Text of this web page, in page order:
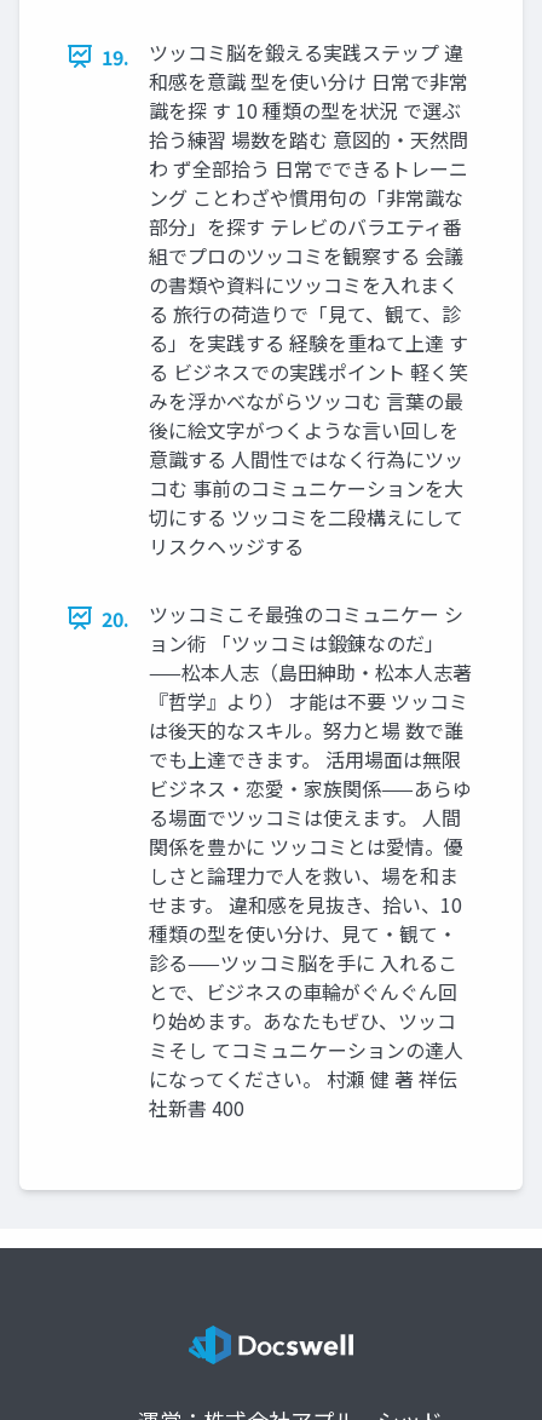
19.
ツッコミ脳を鍛える実践ステップ 違
和感を意識 型を使い分け 日常で非常
識を探 す 10 種類の型を状況 で選ぶ
拾う練習 場数を踏む 意図的・天然問
わ ず全部拾う 日常でできるトレーニ
ング ことわざや慣用句の「非常識な
部分」を探す テレビのバラエティ番
組でプロのツッコミを観察する 会議
の書類や資料にツッコミを入れまく
る 旅行の荷造りで「見て、観て、診
る」を実践する 経験を重ねて上達 す
る ビジネスでの実践ポイント 軽く笑
みを浮かべながらツッコむ 言葉の最
後に絵文字がつくような言い回しを
意識する 人間性ではなく行為にツッ
コむ 事前のコミュニケーションを大
切にする ツッコミを二段構えにして
リスクヘッジする
20.
ツッコミこそ最強のコミュニケー シ
ョン術 「ツッコミは鍛錬なのだ」
——松本人志（島田紳助・松本人志著
『哲学』より） 才能は不要 ツッコミ
は後天的なスキル。努力と場 数で誰
でも上達できます。 活用場面は無限
ビジネス・恋愛・家族関係——あらゆ
る場面でツッコミは使えます。 人間
関係を豊かに ツッコミとは愛情。優
しさと論理力で人を救い、場を和ま
せます。 違和感を見抜き、拾い、10
種類の型を使い分け、見て・観て・
診る——ツッコミ脳を手に 入れるこ
とで、ビジネスの車輪がぐんぐん回
り始めます。あなたもぜひ、ツッコ
ミそし てコミュニケーションの達人
になってください。 村瀬 健 著 祥伝
社新書 400